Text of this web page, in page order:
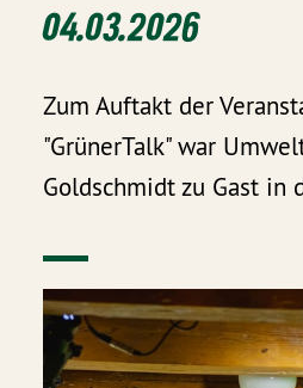
04.03.2026
Zum Auftakt der
"GrünerTalk" war
Goldschmidt zu Gast in